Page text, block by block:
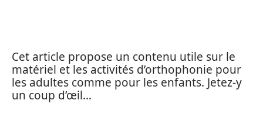
Cet article propose un contenu utile sur le
matériel et les activités d’orthophonie pour
les adultes comme pour les enfants. Jetez-y
un coup d’œil…